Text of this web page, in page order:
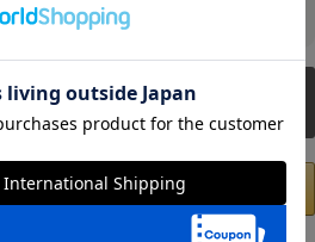
なキャンペーンを予定しています。
規会員登録